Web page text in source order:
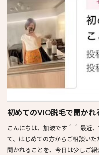
初めてのVIO脱毛で聞かれ
こんにちは、加波です＾＾ 最近
て、はじめての方からご相談い
聞かれることを、今日は少しご